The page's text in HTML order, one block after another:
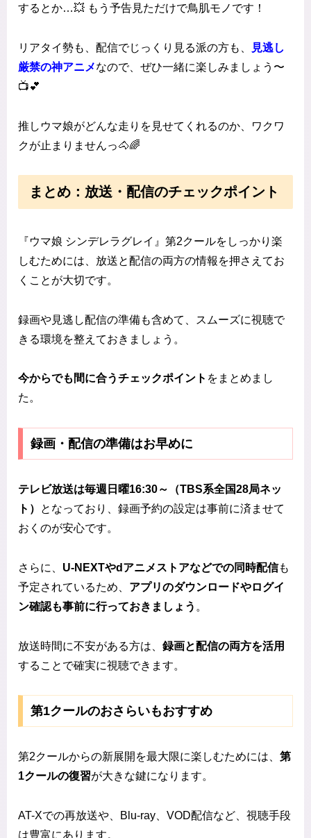
するとか…💥 もう予告見ただけで鳥肌モノです！
リアタイ勢も、配信でじっくり見る派の方も、
見逃し
厳禁の神アニメなので、ぜひ一緒に楽しみましょう〜
📺💕
推しウマ娘がどんな走りを見せてくれるのか、ワクワ
クが止まりませんっ🐴🌈
まとめ：放送・配信のチェックポイント
『ウマ娘 シンデレラグレイ』第2クールをしっかり楽
しむためには、放送と配信の両方の情報を押さえてお
くことが大切です。
録画や見逃し配信の準備も含めて、スムーズに視聴で
きる環境を整えておきましょう。
今からでも間に合うチェックポイント をまとめまし
た。
録画・配信の準備はお早めに
テレビ放送は毎週日曜16:30～（TBS系全国28局ネッ
ト）
となっており、録画予約の設定は事前に済ませて
おくのが安心です。
さらに、 U-NEXTやdアニメストアなどでの同時配信も
予定されているため、 アプリのダウンロードやログイ
ン確認も事前に行っておきましょう 。
放送時間に不安がある方は、 録画と配信の両方を活用
することで確実に視聴できます。
第1クールのおさらいもおすすめ
第2クールからの新展開を最大限に楽しむためには、 第
1クールの復習が大きな鍵になります。
AT-Xでの再放送や、Blu-ray、VOD配信など、視聴手段
は豊富にあります。